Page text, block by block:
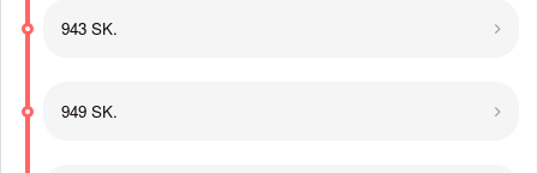
943 SK.
949 SK.